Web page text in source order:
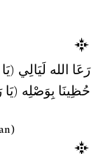
رَعَا الله لَيَالِي
حُظِينَا بِوَصْلِه